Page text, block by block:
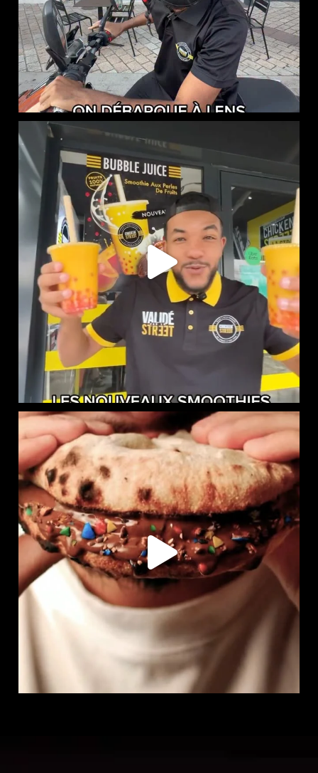
NOUVEAUTÉ CHEZ CHICKEN STREET
...
59 0
LE NAAN SUCRÉ EST DISPONIBLE CHEZ CHICKEN STREET
109 36